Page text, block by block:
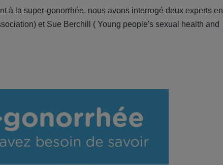
à la super-gonorrhée, nous avons interrogé deux experts en
et Sue Berchill ( Young people's sexual health and